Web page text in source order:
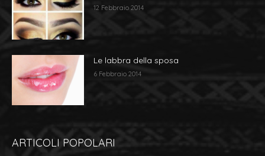
12 Febbraio 2014
Le labbra della sposa
6 Febbraio 2014
ARTICOLI POPOLARI